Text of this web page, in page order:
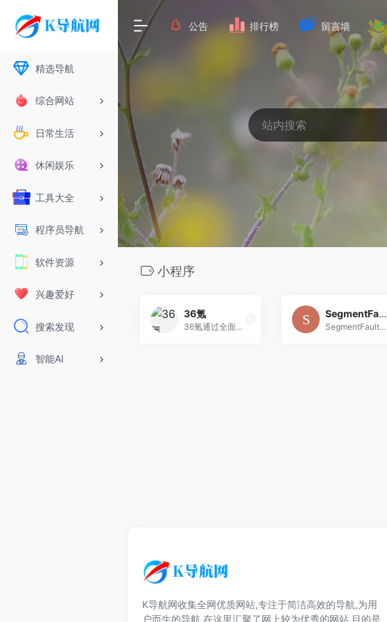
精选导航
综合网站
日常生活
休闲娱乐
工具大全
程序员导航
软件资源
兴趣爱好
搜索发现
智能AI
公告 排行榜 留言墙
小程序
36氪
36氪通过全面，独家的视角为用户深度剖析最前沿的资讯，致力于让一部分人先看到未来，内容涵盖快讯，科技，金融，投资，房产，汽车，互联网，股市，教育，生活，职场等
SegmentFault
SegmentFault 思否是中国领先的开发者技术社区。我们以技术问答、技术专栏、技术课程、技术资讯为核心的产品形态，为开发者提供纯粹、高质的技术交流平台。
K导航网收集全网优质网站,专注于简洁高效的导航,为用
户而生的导航,在这里汇聚了网上较为优秀的网站,目的是